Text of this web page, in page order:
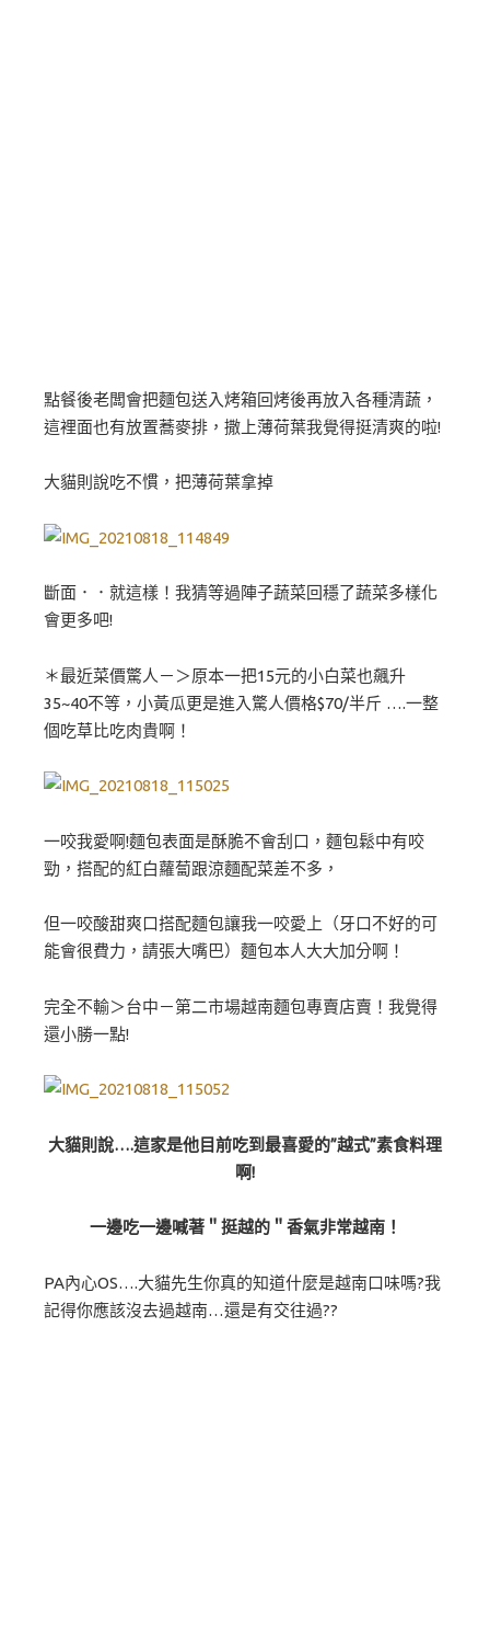
點餐後老闆會把麵包送入烤箱回烤後再放入各種清蔬，
這裡面也有放置蕎麥排，撒上薄荷葉我覺得挺清爽的啦!
大貓則說吃不慣，把薄荷葉拿掉
斷面．．就這樣！我猜等過陣子蔬菜回穩了蔬菜多樣化
會更多吧!
＊最近菜價驚人－＞原本一把15元的小白菜也飆升
35~40不等，小黃瓜更是進入驚人價格$70/半斤 ….一整
個吃草比吃肉貴啊！
一咬我愛啊!麵包表面是酥脆不會刮口，麵包鬆中有咬
勁，搭配的紅白蘿蔔跟涼麵配菜差不多，
但一咬酸甜爽口搭配麵包讓我一咬愛上（牙口不好的可
能會很費力，請張大嘴巴）麵包本人大大加分啊！
完全不輸＞台中－第二市場越南麵包專賣店賣！我覺得
還小勝一點!
大貓則說….這家是他目前吃到最喜愛的”越式”素食料理
啊!
一邊吃一邊喊著＂挺越的＂香氣非常越南！
PA內心OS….大貓先生你真的知道什麼是越南口味嗎?我
記得你應該沒去過越南…還是有交往過??